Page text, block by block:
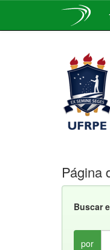
Página
Buscar
por